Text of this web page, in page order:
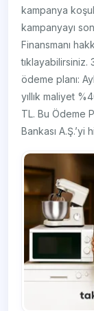
kampanya
kampanyayı
Finansmanı
tıklayabilirsiniz.
ödeme planı:
yıllık maliyet
TL. Bu Ödeme
Bankası